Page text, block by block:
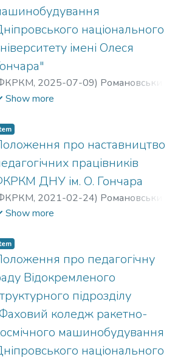
національного
імені Олеся
2025-07-09) Романовський
Михайлович
Show more
про наставництво
працівників
ДНУ ім. О. Гончара
2021-02-24) Романовський
Михайлович
Валеріївна
Show more
про педагогічну
Відокремленого
підрозділу
коледж ракетно-
машинобудування
національного